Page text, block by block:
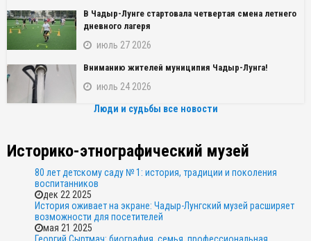
В Чадыр-Лунге стартовала четвертая смена летнего
дневного лагеря
июль 27 2026
Вниманию жителей муниципия Чадыр-Лунга!
июль 24 2026
Люди и судьбы все новости
Историко-этнографический музей
80 лет детскому саду № 1: история, традиции и поколения
воспитанников
дек 22 2025
История оживает на экране: Чадыр-Лунгский музей расширяет
возможности для посетителей
мая 21 2025